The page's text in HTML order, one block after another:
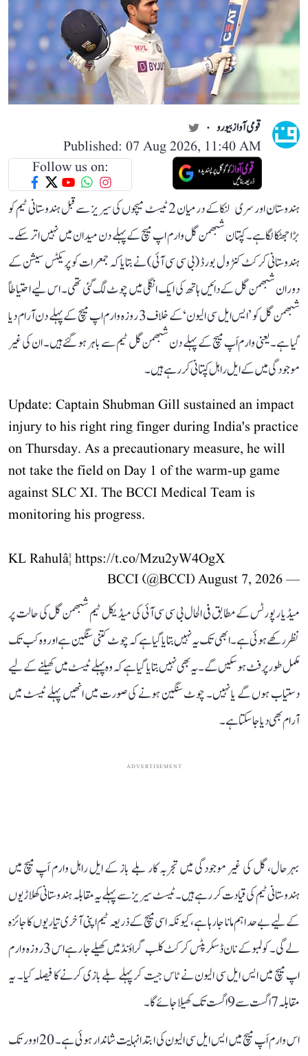
قومی آواز بیورو
Published: 07 Aug 2026, 11:40 AM
Follow us on:
ہندوستان اور سری لنکا کے درمیان 2 ٹیسٹ میچوں کی سیریز سے قبل ہندوستانی ٹیم کو
بڑا جھٹکا لگا ہے۔ کپتان شبھمن گل وارم اپ میچ کے پہلے دن میدان میں نہیں اتر سکے۔
ہندوستانی کرکٹ کنٹرول بورڈ (بی سی سی آئی) نے بتایا کہ جمعرات کو پریکٹس سیشن کے
دوران شبھمن گل کے دائیں ہاتھ کی ایک انگلی میں چوٹ لگ گئی تھی۔ اس لیے احتیاطاً
شبھمن گل کو ’ایس ایل سی الیون‘ کے خلاف 3 روزہ وارم اپ میچ کے پہلے دن آرام دیا
گیا ہے۔ یعنی وارم اَپ میچ کے پہلے دن شبھمن گل ٹیم سے باہر ہو گئے ہیں۔ ان کی غیر
موجودگی میں کے ایل راہل کپتانی کر رہے ہیں۔
Update: Captain Shubman Gill sustained an impact
injury to his right ring finger during India's practice
on Thursday. As a precautionary measure, he will
not take the field on Day 1 of the warm-up game
against SLC XI. The BCCI Medical Team is
monitoring his progress.
KL Rahulâ¦ https://t.co/Mzu2yW4OgX
— BCCI (@BCCI)
August 7, 2026
میڈیا رپورٹس کے مطابق فی الحال بی سی سی آئی کی میڈیکل ٹیم شبھمن گل کی حالت پر
نظر رکھے ہوئی ہے۔ ابھی تک یہ نہیں بتایا گیا ہے کہ چوٹ کتنی سنگین ہے اور وہ کب تک
مکمل طور پر فٹ ہو سکیں گے۔ یہ بھی نہیں بتایا گیا ہے کہ وہ پہلے ٹیسٹ میں کھیلنے کے لیے
دستیاب ہوں گے یا نہیں۔ چوٹ سنگین ہونے کی صورت میں انھیں پہلے ٹیسٹ میں
آرام بھی دیا جا سکتا ہے۔
ADVERTISEMENT
بہرحال، گل کی غیر موجودگی میں تجربہ کار بلے باز کے ایل راہل وارم اَپ میچ میں
ہندوستانی ٹیم کی قیادت کر رہے ہیں۔ ٹیسٹ سیریز سے پہلے یہ مقابلہ ہندوستانی کھلاڑیوں
کے لیے بے حد اہم مانا جا رہا ہے، کیونکہ اسی میچ کے ذریعہ ٹیم اپنی آخری تیاریوں کا جائزہ
لے گی۔ کولمبو کے نان ڈسکرپٹس کرکٹ کلب گراؤنڈ میں کھیلے جا رہے اس 3 روزہ وارم
اپ میچ میں ایس ایل سی الیون نے ٹاس جیت کر پہلے بلے بازی کرنے کا فیصلہ کیا۔ یہ
مقابلہ 7 اگست سے 9 اگست تک کھیلا جائے گا۔
اس وارم اَپ میچ میں ایس ایل سی الیون کی ابتدا نہایت شاندار ہوئی ہے۔ 20 اوور تک